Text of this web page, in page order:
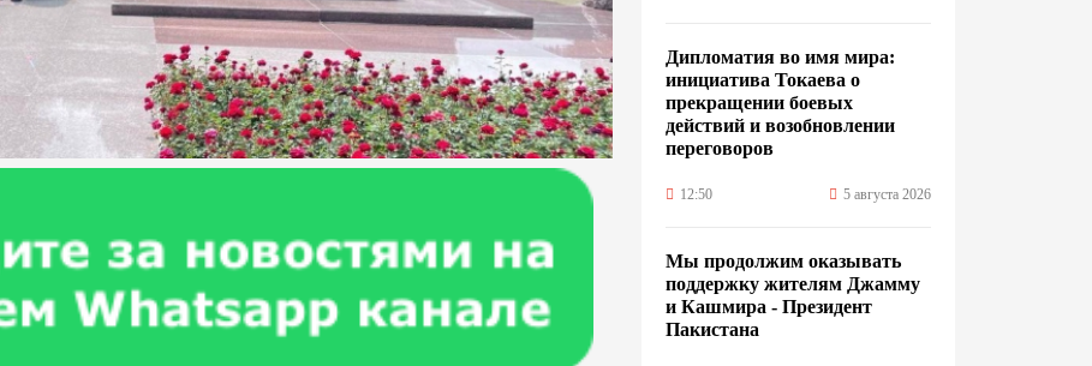
Дипломатия во имя мира:
инициатива Токаева о
прекращении боевых
действий и возобновлении
переговоров
12:50 5 августа 2026
Мы продолжим оказывать
поддержку жителям Джамму
и Кашмира - Президент
Пакистана